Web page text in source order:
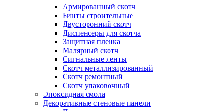
Армированный скотч
Бинты строительные
Двусторонний скотч
Диспенсеры для скотча
Защитная пленка
Малярный скотч
Сигнальные ленты
Скотч металлизированный
Скотч ремонтный
Скотч упаковочный
Эпоксидная смола
Декоративные стеновые панели